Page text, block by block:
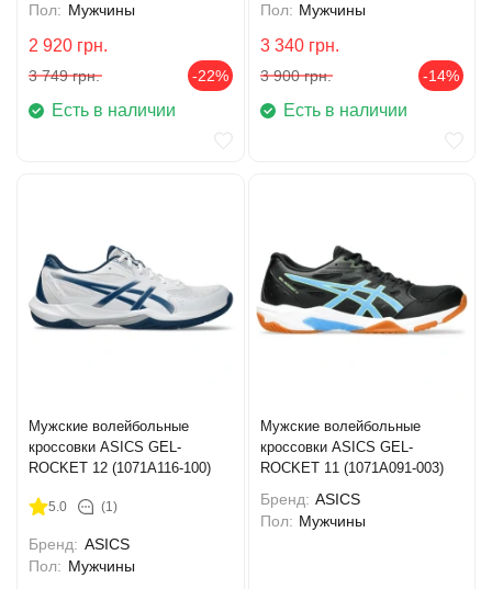
Пол: Мужчины
2 920 грн.
3 749 грн. -22%
Есть в наличии
Пол: Мужчины
3 340 грн.
3 900 грн. -14%
Есть в наличии
Мужские волейбольные
кроссовки ASICS GEL-
ROCKET 12 (1071A116-100)
5.0 (1)
Бренд: ASICS
Пол: Мужчины
Мужские волейбольные
кроссовки ASICS GEL-
ROCKET 11 (1071A091-003)
Бренд: ASICS
Пол: Мужчины